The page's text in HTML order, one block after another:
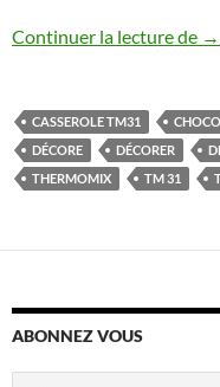
Continuer la lecture de →
CASSEROLE TM31
DÉCORE
DÉCORER
THERMOMIX
TM 31
ABONNEZ VOUS